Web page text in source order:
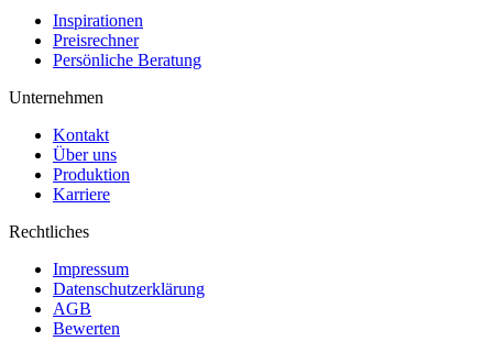
Inspirationen
Preisrechner
Persönliche Beratung
Unternehmen
Kontakt
Über uns
Produktion
Karriere
Rechtliches
Impressum
Datenschutzerklärung
AGB
Bewerten